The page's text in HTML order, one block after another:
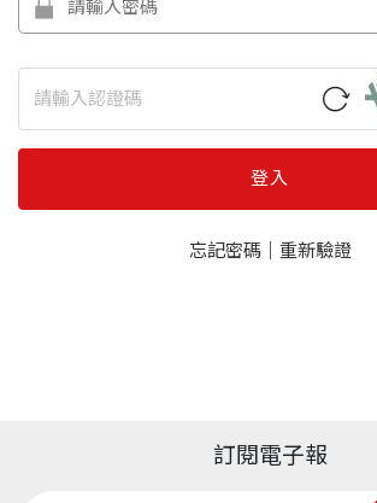
登入
忘記密碼｜ 重新驗證
訂閱電子報